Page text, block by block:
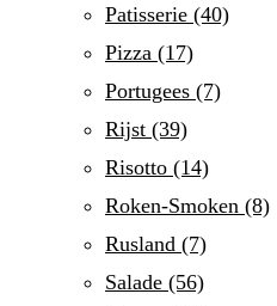
Patisserie (40)
Pizza (17)
Portugees (7)
Rijst (39)
Risotto (14)
Roken-Smoken (8)
Rusland (7)
Salade (56)